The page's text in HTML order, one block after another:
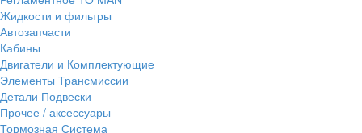
Жидкости и фильтры
Автозапчасти
Кабины
Двигатели и Комплектующие
Элементы Трансмиссии
Детали Подвески
Прочее / аксессуары
Тормозная Система